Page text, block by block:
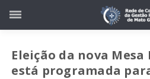
Eleição da nova Mesa
está programada